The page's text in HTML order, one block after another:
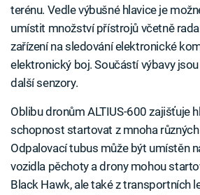
terénu. Vedle výbušné hlavice je
umístit množství přístrojů včetně
zařízení na sledování elektronické
elektronický boj. Součástí výbavy
další senzory.
Oblibu dronům ALTIUS-600 zajišťuje
schopnost startovat z mnoha
Odpalovací tubus může být umístěn
vozidla pěchoty a drony mohou
Black Hawk, ale také z transportních